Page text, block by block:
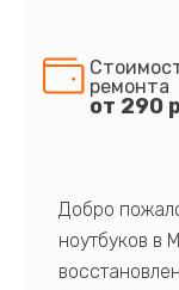
ремонта
от 290
Добро
ноутбуков в